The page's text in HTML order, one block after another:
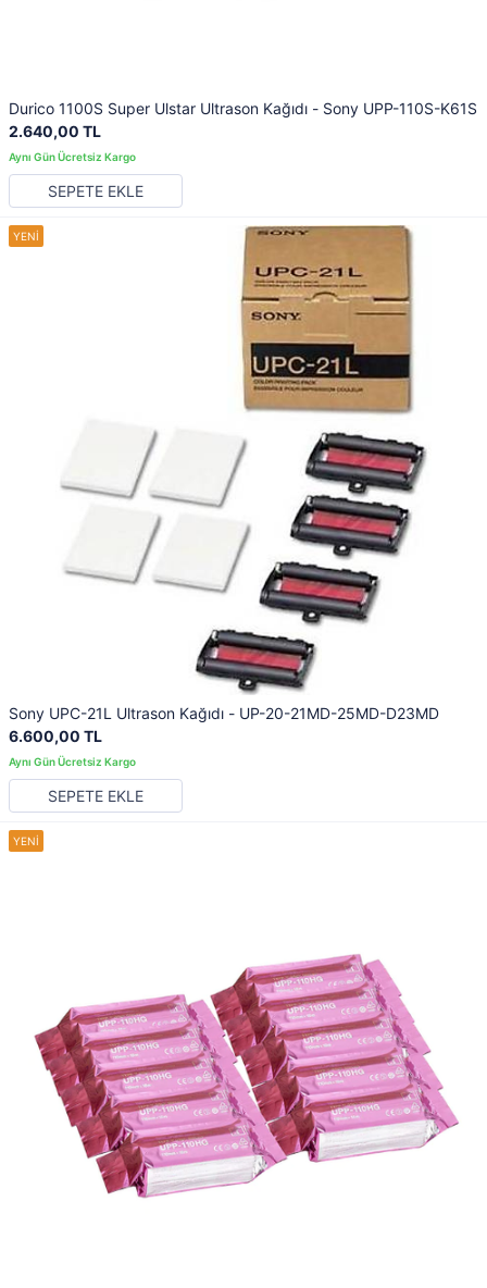
Durico 1100S Super Ulstar Ultrason Kağıdı - Sony UPP-110S-K61S
2.640,00 TL
SEPETE EKLE
Sony UPC-21L Ultrason Kağıdı - UP-20-21MD-25MD-D23MD
6.600,00 TL
SEPETE EKLE